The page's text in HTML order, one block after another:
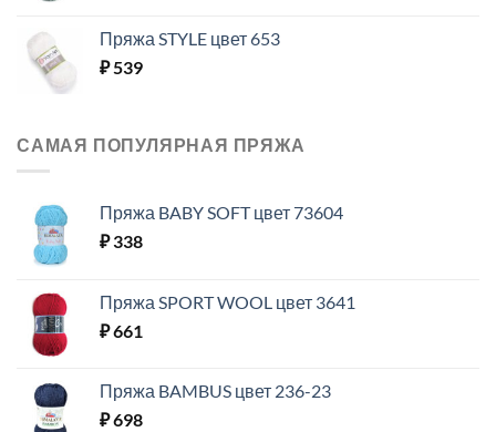
Пряжа STYLE цвет 653
₽539
САМАЯ ПОПУЛЯРНАЯ ПРЯЖА
Пряжа BABY SOFT цвет 73604
₽338
Пряжа SPORT WOOL цвет 3641
₽661
Пряжа BAMBUS цвет 236-23
₽698